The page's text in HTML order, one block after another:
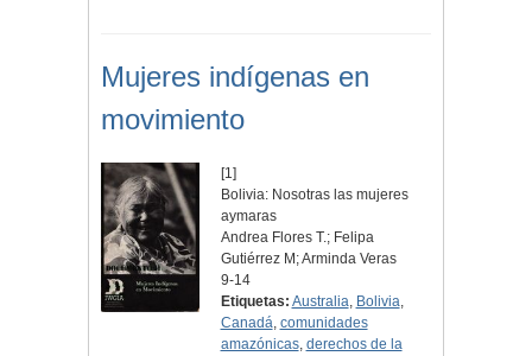
Mujeres indígenas en
movimiento
[1]
Bolivia: Nosotras las mujeres
aymaras
Andrea Flores T.; Felipa
Gutiérrez M; Arminda Veras
9-14
Etiquetas: Australia, Bolivia,
Canadá, comunidades
amazónicas, derechos de la